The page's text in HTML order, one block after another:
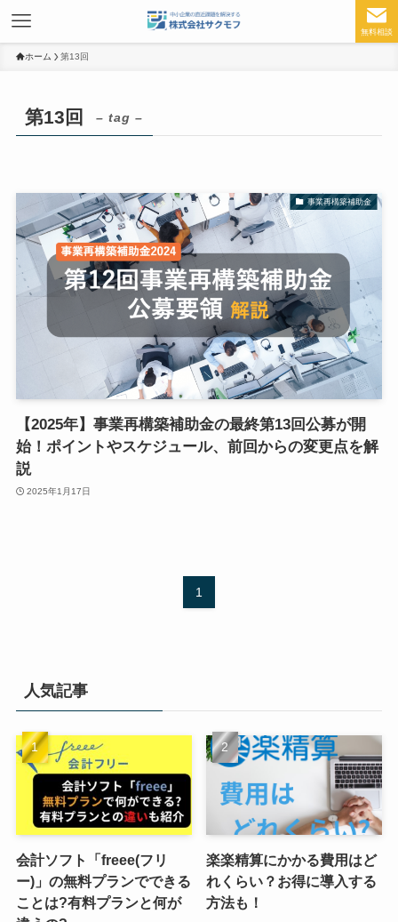
無料相談
ホーム 第13回
第13回 – tag –
事業再構築補助金
【2025年】事業再構築補助金の最終第13回公募が開
始！ポイントやスケジュール、前回からの変更点を解
説
2025年1月17日
1
人気記事
会計ソフト「freee(フリ
ー)」の無料プランでできる
ことは?有料プランと何が
楽楽精算にかかる費用はど
れくらい？お得に導入する
方法も！